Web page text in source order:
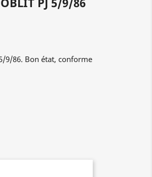
9/86. Bon état, conforme